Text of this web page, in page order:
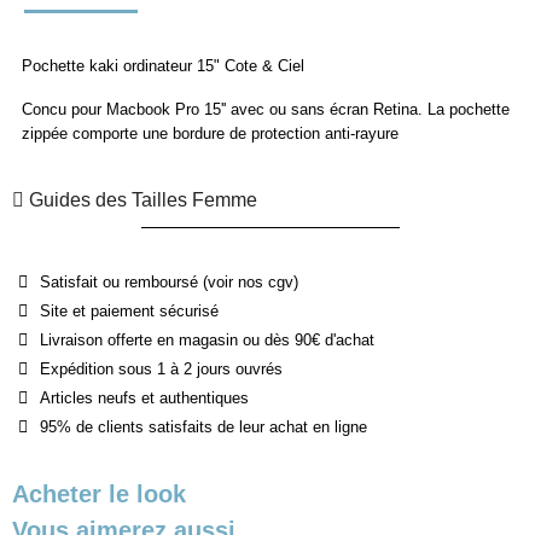
Pochette kaki ordinateur 15" Cote & Ciel
Concu pour Macbook Pro 15'' avec ou sans écran Retina. La pochette
zippée comporte une bordure de protection anti-rayure
Guides des Tailles Femme
Satisfait ou remboursé (voir nos cgv)
Site et paiement sécurisé
Livraison offerte en magasin ou dès 90€ d'achat
Expédition sous 1 à 2 jours ouvrés
Articles neufs et authentiques
95% de clients satisfaits de leur achat en ligne
Acheter le look